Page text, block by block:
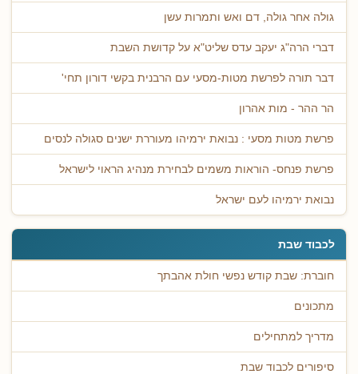
גולה אחר גולה, דם ואש ותמרות עשן
דברי הרה"ג יעקב עדס שליט"א על קדושת השבת
דבר תורה לפרשת מטות-מסעי עם הרבנית בקשי דורון תחי'
הר ההר - מות אהרון
פרשת מטות מסעי : נבואת ירמיהו מעוררת ישנים סגולה לנסים
פרשת פנחס- הוראות משמים לבחירת מנהיג הראוי לישראל
נבואת ירמיהו לעם ישראל
לכבוד שבת
חוברת: שבת קודש נפשי חולת אהבתך
מתכונים
מדריך למתחילים
סיפורים לכבוד שבת